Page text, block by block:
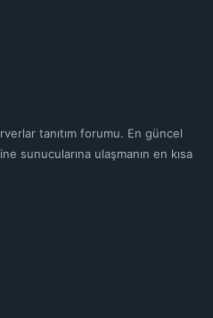
tanıtım forumu. En güncel
sunucularına ulaşmanın en kısa